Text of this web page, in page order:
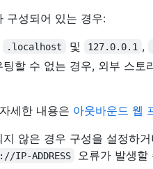
구성되어 있는 경우:
.localhost 및 127.0.0.1 ,
할 수 없는 경우, 외부 스토
세한 내용은 아웃바운드 웹
않은 경우 구성을 설정하
ADDRESS
오류가 발생